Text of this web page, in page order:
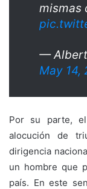
mismas
—
May 14,
Por su parte,
alocución de
dirigencia
un hombre que
país. En este